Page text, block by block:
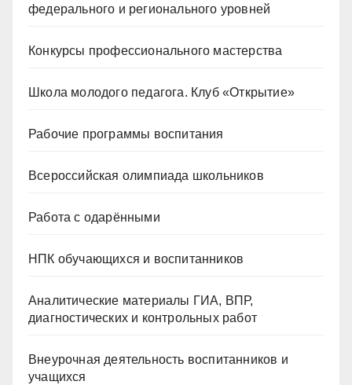
федерального и регионального уровней
Конкурсы профессионального мастерства
Школа молодого педагога. Клуб «Открытие»
Рабочие программы воспитания
Всероссийская олимпиада школьников
Работа с одарёнными
НПК обучающихся и воспитанников
Аналитические материалы ГИА, ВПР,
диагностических и контрольных работ
Внеурочная деятельность воспитанников и
учащихся